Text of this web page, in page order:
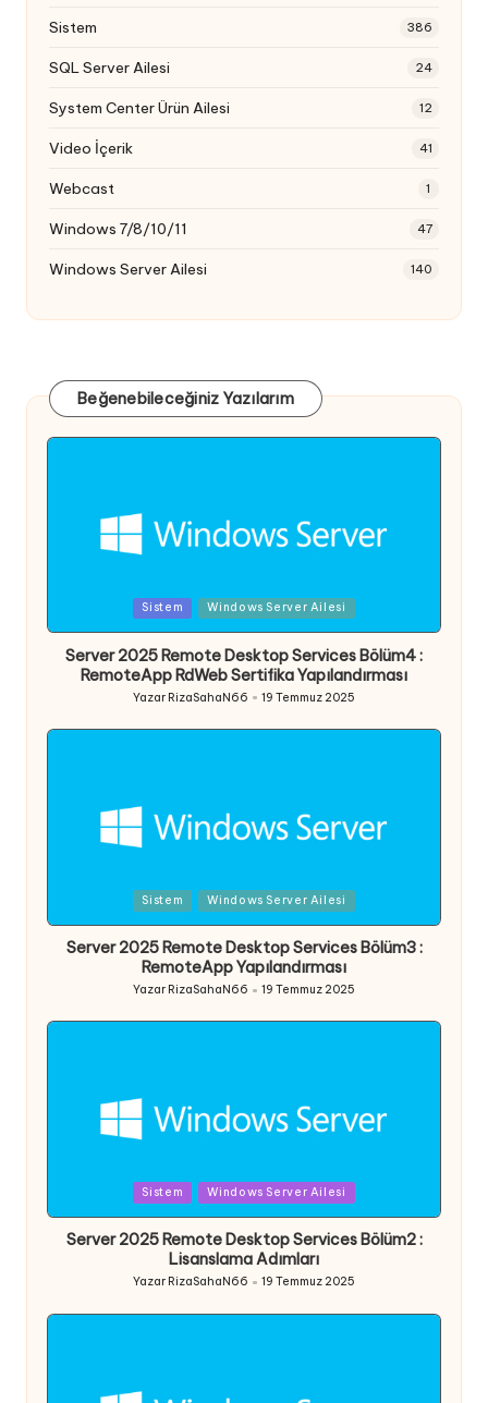
Sistem 386
SQL Server Ailesi 24
System Center Ürün Ailesi 12
Video İçerik 41
Webcast 1
Windows 7/8/10/11 47
Windows Server Ailesi 140
Beğenebileceğiniz Yazılarım
in
Sistem Windows Server Ailesi
Server 2025 Remote Desktop Services Bölüm4 :
RemoteApp RdWeb Sertifika Yapılandırması
Posted
Yazar RizaSahaN66 19 Temmuz 2025
in
Sistem Windows Server Ailesi
Server 2025 Remote Desktop Services Bölüm3 :
RemoteApp Yapılandırması
Posted
by
Yazar RizaSahaN66 19 Temmuz 2025
in
Sistem Windows Server Ailesi
Server 2025 Remote Desktop Services Bölüm2 :
Lisanslama Adımları
Yazar RizaSahaN66 19 Temmuz 2025